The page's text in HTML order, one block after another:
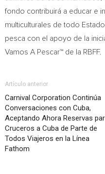
fondo contribuirá a educar e
multiculturales de todo
pesca con el apoyo de la
Vamos A Pescar™ de la RBFF.
Artículo anterior
Carnival Corporation Continúa
Conversaciones con Cuba,
Aceptando Ahora Reservas
Cruceros a Cuba de Parte de
Todos Viajeros en la Línea
Fathom